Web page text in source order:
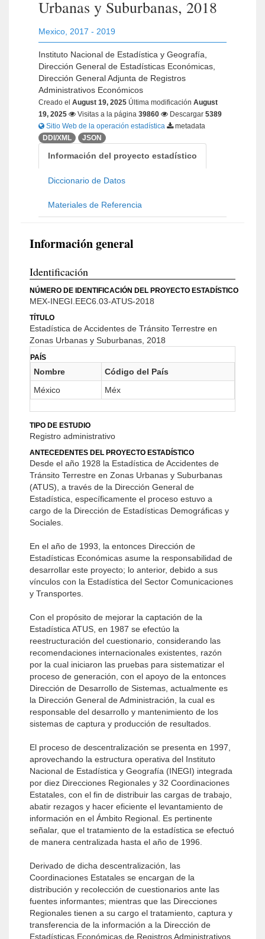
Urbanas y Suburbanas, 2018
Mexico 2017 - 2019
Instituto Nacional de Estadística y Geografía,
Dirección General de Estadísticas Económicas,
Dirección General Adjunta de Registros
Administrativos Económicos
Creado el August 19, 2025 Última modificación August
19, 2025
Visitas a la página 39860 Descargar 5389
Sitio Web de la operación estadística
metadata
DDI/XML
JSON
Información del proyecto estadístico
Diccionario de Datos
Materiales de Referencia
Información general
Identificación
NÚMERO DE IDENTIFICACIÓN DEL PROYECTO ESTADÍSTICO
MEX-INEGI.EEC6.03-ATUS-2018
TÍTULO
Estadística de Accidentes de Tránsito Terrestre en
Zonas Urbanas y Suburbanas, 2018
PAÍS
Nombre
Código del País
México
Méx
TIPO DE ESTUDIO
Registro administrativo
ANTECEDENTES DEL PROYECTO ESTADÍSTICO
Desde el año 1928 la Estadística de Accidentes de
Tránsito Terrestre en Zonas Urbanas y Suburbanas
(ATUS), a través de la Dirección General de
Estadística, específicamente el proceso estuvo a
cargo de la Dirección de Estadísticas Demográficas y
Sociales.
En el año de 1993, la entonces Dirección de
Estadísticas Económicas asume la responsabilidad de
desarrollar este proyecto; lo anterior, debido a sus
vínculos con la Estadística del Sector Comunicaciones
y Transportes.
Con el propósito de mejorar la captación de la
Estadística ATUS, en 1987 se efectúo la
reestructuración del cuestionario, considerando las
recomendaciones internacionales existentes, razón
por la cual iniciaron las pruebas para sistematizar el
proceso de generación, con el apoyo de la entonces
Dirección de Desarrollo de Sistemas, actualmente es
la Dirección General de Administración, la cual es
responsable del desarrollo y mantenimiento de los
sistemas de captura y producción de resultados.
El proceso de descentralización se presenta en 1997,
aprovechando la estructura operativa del Instituto
Nacional de Estadística y Geografía (INEGI) integrada
por diez Direcciones Regionales y 32 Coordinaciones
Estatales, con el fin de distribuir las cargas de trabajo,
abatir rezagos y hacer eficiente el levantamiento de
información en el Ámbito Regional. Es pertinente
señalar, que el tratamiento de la estadística se efectuó
de manera centralizada hasta el año de 1996.
Derivado de dicha descentralización, las
Coordinaciones Estatales se encargan de la
distribución y recolección de cuestionarios ante las
fuentes informantes; mientras que las Direcciones
Regionales tienen a su cargo el tratamiento, captura y
transferencia de la información a la Dirección de
Estadísticas Económicas de Registros Administrativos